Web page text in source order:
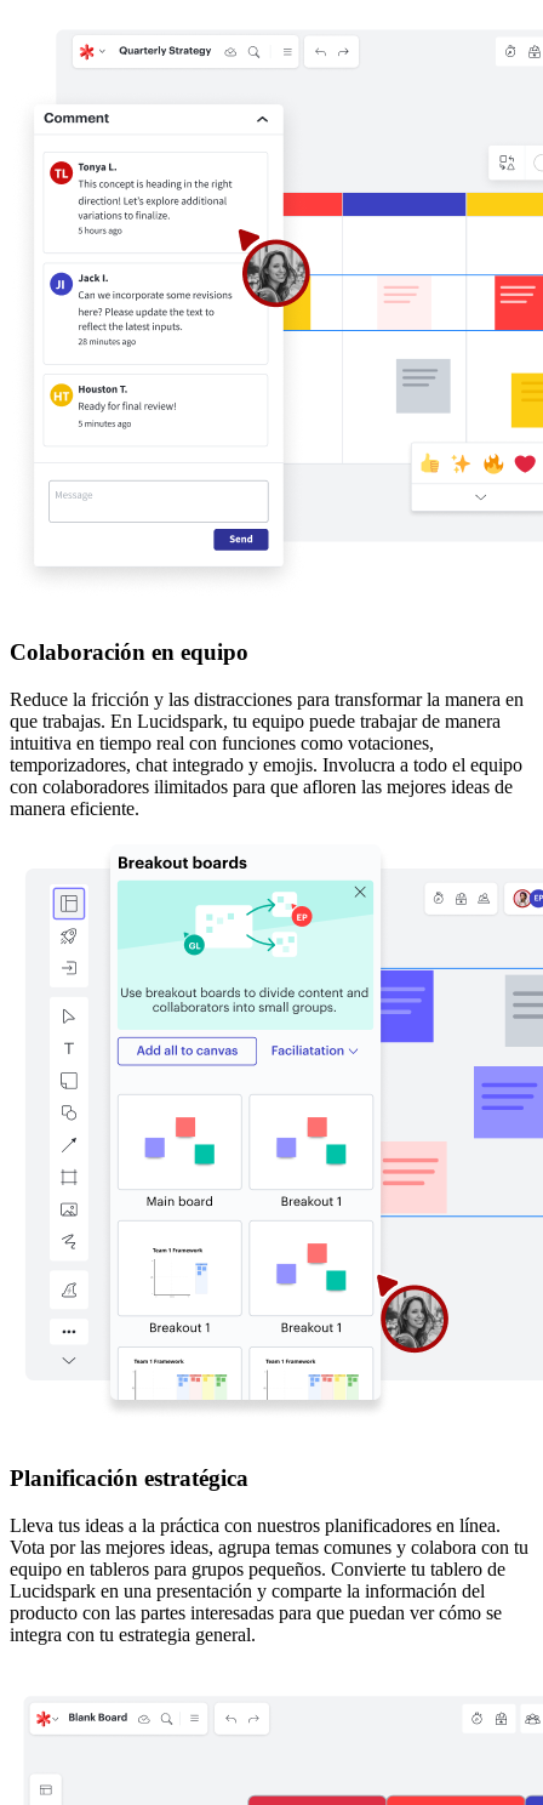
Colaboración en equipo
Reduce la fricción y las distracciones para transformar la manera en
que trabajas. En Lucidspark, tu equipo puede trabajar de manera
intuitiva en tiempo real con funciones como votaciones,
temporizadores, chat integrado y emojis. Involucra a todo el equipo
con colaboradores ilimitados para que afloren las mejores ideas de
manera eficiente.
Planificación estratégica
Lleva tus ideas a la práctica con nuestros planificadores en línea.
Vota por las mejores ideas, agrupa temas comunes y colabora con tu
equipo en tableros para grupos pequeños. Convierte tu tablero de
Lucidspark en una presentación y comparte la información del
producto con las partes interesadas para que puedan ver cómo se
integra con tu estrategia general.